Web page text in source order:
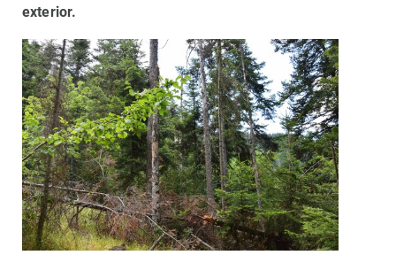
exterior.